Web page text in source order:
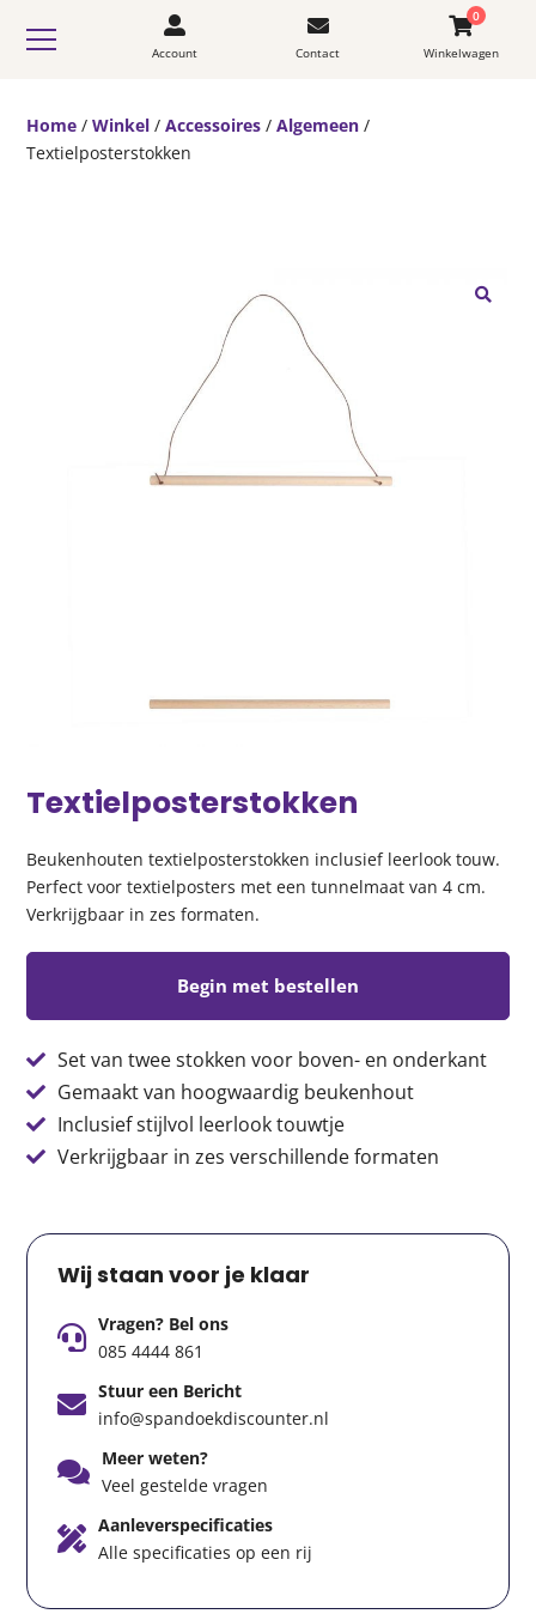
Account Contact
0
Winkelwagen
Home /Winkel /Accessoires /Algemeen /
Textielposterstokken
Textielposterstokken
Beukenhouten textielposterstokken inclusief leerlook touw.
Perfect voor textielposters met een tunnelmaat van 4 cm.
Verkrijgbaar in zes formaten.
Begin met bestellen
Set van twee stokken voor boven- en onderkant
Gemaakt van hoogwaardig beukenhout
Inclusief stijlvol leerlook touwtje
Verkrijgbaar in zes verschillende formaten
Wij staan voor je klaar
Vragen? Bel ons
085 4444 861
Stuur een Bericht
info@spandoekdiscounter.nl
Meer weten?
Veel gestelde vragen
Aanleverspecificaties
Alle specificaties op een rij